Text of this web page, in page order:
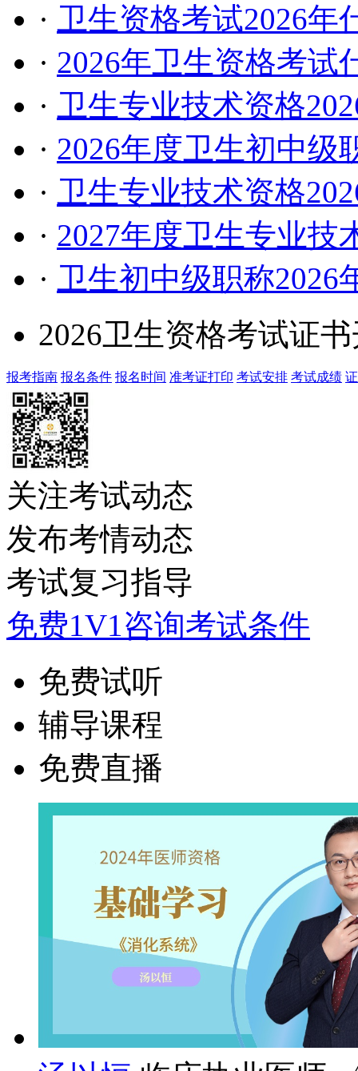
· 卫生资格考试2026年
· 2026年卫生资格考试
· 卫生专业技术资格
· 2026年度卫生初中级
· 卫生专业技术资格
· 2027年度卫生专业技
· 卫生初中级职称2026
2026卫生资格考试证
报考指南 报名条件 报名时间 准考证打印 考试安排 考试成绩
关注考试动态
发布考情动态
考试复习指导
免费1V1咨询考试条件
免费试听
辅导课程
免费直播